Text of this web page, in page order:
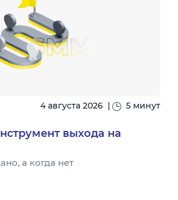
4 августа 2026 | 5 минут
выхода на
а когда нет